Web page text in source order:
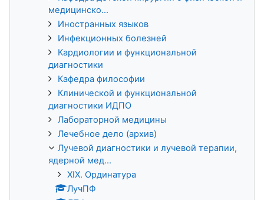
медицинско...
Иностранных языков
Инфекционных болезней
Кардиологии и функциональной
диагностики
Кафедра философии
Клинической и функциональной
диагностики ИДПО
Лабораторной медицины
Лечебное дело (архив)
Лучевой диагностики и лучевой терапии,
ядерной мед...
XIX. Ординатура
ЛучПФ